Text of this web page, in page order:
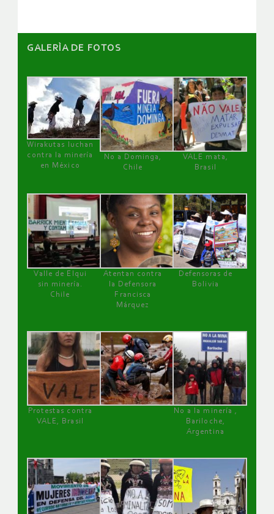
GALERÌA DE FOTOS
Wirakutas luchan
contra la minería
en México
No a Dominga,
Chile
VALE mata,
Brasil
Valle de Elqui
sin minería.
Chile
Atentan contra
la Defensora
Francisca
Márquez
Defensoras de
Bolivia
Protestas contra
VALE, Brasil
No a la minería ,
Bariloche,
Argentina